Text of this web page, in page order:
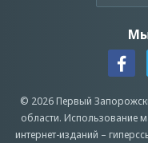
© 2026 Первый
области. Использование
интернет-изданий –